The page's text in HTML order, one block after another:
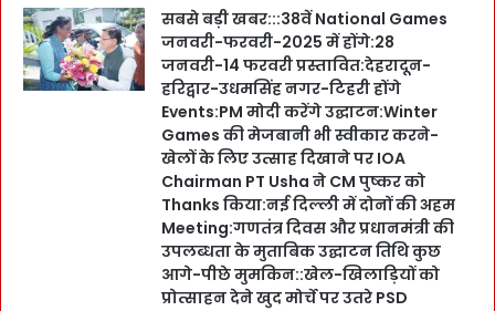
सबसे बड़ी खबर:::38वें National Games
जनवरी-फरवरी-2025 में होंगे:28
जनवरी-14 फरवरी प्रस्तावित:देहरादून-
हरिद्वार-उधमसिंह नगर-टिहरी होंगे
Events:PM मोदी करेंगे उद्घाटन:Winter
Games की मेजबानी भी स्वीकार करने-
खेलों के लिए उत्साह दिखाने पर IOA
Chairman PT Usha ने CM पुष्कर को
Thanks किया:नई दिल्ली में दोनों की अहम
Meeting:गणतंत्र दिवस और प्रधानमंत्री की
उपलब्धता के मुताबिक उद्घाटन तिथि कुछ
आगे-पीछे मुमकिन::खेल-खिलाड़ियों को
प्रोत्साहन देने खुद मोर्चे पर उतरे PSD